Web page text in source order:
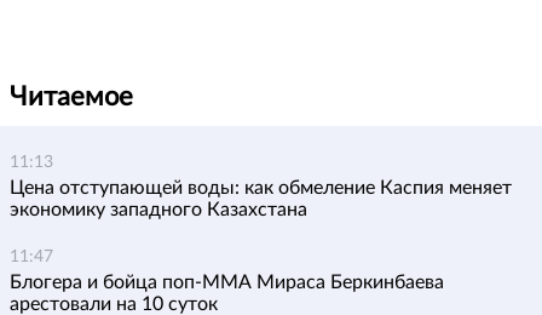
Читаемое
11:13
Цена отступающей воды: как обмеление Каспия меняет
экономику западного Казахстана
11:47
Блогера и бойца поп-ММА Мираса Беркинбаева
арестовали на 10 суток